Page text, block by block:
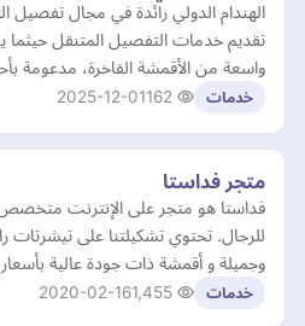
الهندام الدولي رائدة في مجال تفصيل
تقديم خدمات التفصيل المتنقل حيثما
واسعة من الأقمشة الفاخرة، مدعومة
خدمات 2025-12-01
متجر فداستا
فداستا هو متجر على الإنترنت
للرجال. تحتوي تشكيلتنا على تيشرتات
وجميلة و أقمشة ذات جودة عالية
خدمات 2020-02-16